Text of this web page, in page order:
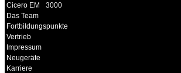
Cicero EM
3000
Das Team
Fortbildungspunkte
Vertrieb
Impressum
Neugeräte
Karriere